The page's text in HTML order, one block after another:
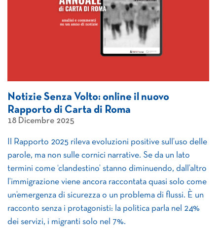
Notizie Senza Volto: online il nuovo
Rapporto di Carta di Roma
18 Dicembre 2025
Il Rapporto 2025 rileva evoluzioni positive sull’uso delle
parole, ma non sulle cornici narrative. Se da un lato
termini come ‘clandestino’ stanno diminuendo, dall’altro
l’immigrazione viene ancora raccontata quasi solo come
un’emergenza di sicurezza o un problema di flussi. È un
racconto senza i protagonisti: la politica parla nel 24%
dei servizi, i migranti solo nel 7%.